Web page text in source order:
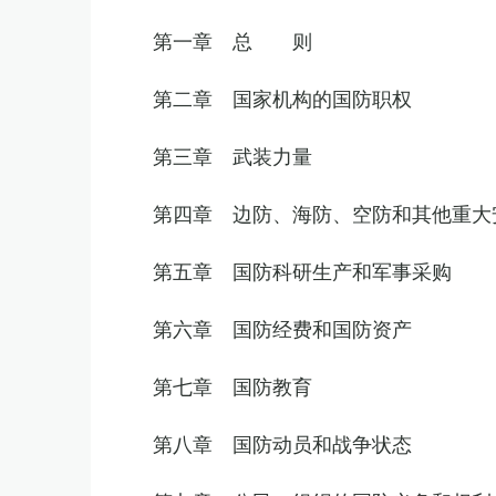
第一章 总 则
第二章 国家机构的国防职权
第三章 武装力量
第四章 边防、海防、空防和其他重大
第五章 国防科研生产和军事采购
第六章 国防经费和国防资产
第七章 国防教育
第八章 国防动员和战争状态